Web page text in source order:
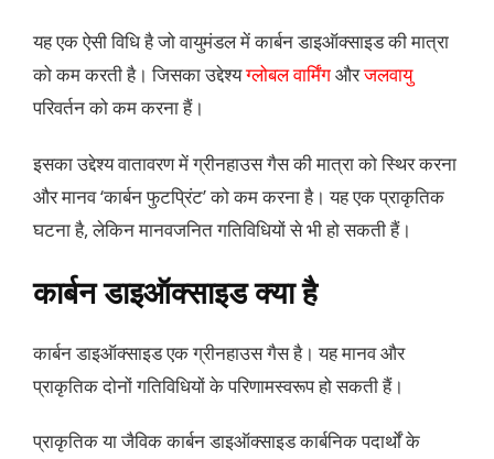
यह एक ऐसी विधि है जो वायुमंडल में कार्बन डाइऑक्साइड की मात्रा
को कम करती है। जिसका उद्देश्यग्लोबल वार्मिंगऔरजलवायु
परिवर्तन को कम करना हैं।
इसका उद्देश्य वातावरण में ग्रीनहाउस गैस की मात्रा को स्थिर करना
और मानव ‘कार्बन फुटप्रिंट’ को कम करना है। यह एक प्राकृतिक
घटना है, लेकिन मानवजनित गतिविधियों से भी हो सकती हैं।
कार्बन डाइऑक्साइड क्या है
कार्बन डाइऑक्साइड एक ग्रीनहाउस गैस है। यह मानव और
प्राकृतिक दोनों गतिविधियों के परिणामस्वरूप हो सकती हैं।
प्राकृतिक या जैविक कार्बन डाइऑक्साइड कार्बनिक पदार्थों के